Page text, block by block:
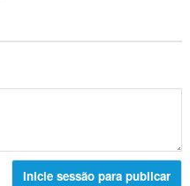
Inicie sessão para publicar